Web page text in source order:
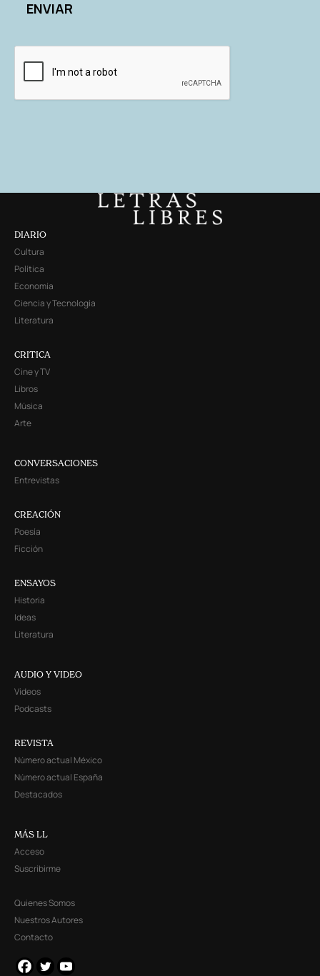
DIARIO
Cultura
Política
Economía
Ciencia y Tecnología
Literatura
CRITICA
Cine y TV
Libros
Música
Arte
CONVERSACIONES
Entrevistas
CREACIÓN
Poesía
Ficción
ENSAYOS
Historia
Ideas
Literatura
AUDIO Y VIDEO
Videos
Podcasts
REVISTA
Número actual México
Número actual España
Destacados
MÁS LL
Acceso
Suscribirme
Quienes Somos
Nuestros Autores
Contacto